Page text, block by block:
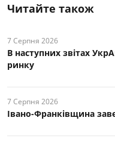
Читайте також
7 Серпня 2026
В наступних звітах
ринку
7 Серпня 2026
Івано-Франківщина